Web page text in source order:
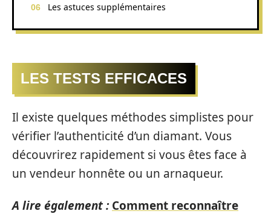
Les astuces supplémentaires
LES TESTS EFFICACES
Il existe quelques méthodes simplistes pour
vérifier l’authenticité d’un diamant. Vous
découvrirez rapidement si vous êtes face à
un vendeur honnête ou un arnaqueur.
A lire également : Comment reconnaître